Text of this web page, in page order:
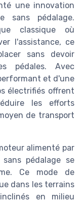
une innovation
sans pédalage.
classique où
l'assistance, ce
sans devoir
pédales. Avec
et d'une
électrifiés offrent
les efforts
de transport
alimenté par
pédalage se
Ce mode de
dans les terrains
en milieu